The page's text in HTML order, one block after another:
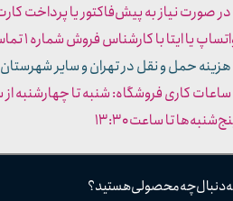
دنبال چه محصولی هستید؟
صورت نیاز به پیش‌فاکتور یا پرداخت
یا ایتا با کارشناس فروش شماره ۱ تماس بگیرید.
حمل و نقل در تهران و سایر
تا ساعت ۱۳:۳۰​​​​​​​